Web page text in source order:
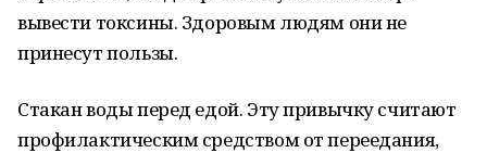
вывести токсины. Здоровым людям они не
принесут пользы.
Стакан воды перед едой. Эту привычку считают
профилактическим средством от переедания,